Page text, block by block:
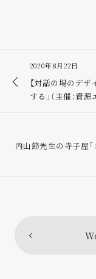
2020年8月22日
【対話の場のデ
する」（主催：資
内山節先生の寺子屋